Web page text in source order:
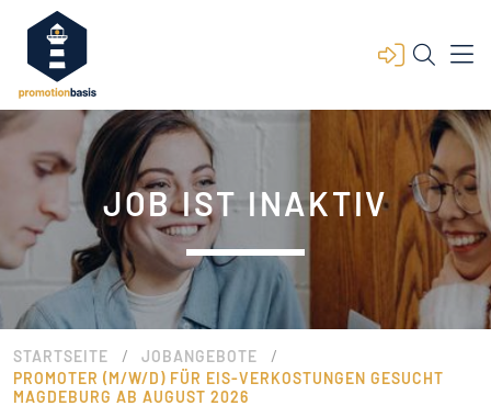
JOB IST INAKTIV
STARTSEITE / JOBANGEBOTE /
PROMOTER (M/W/D) FÜR EIS-VERKOSTUNGEN GESUCHT
MAGDEBURG AB AUGUST 2026